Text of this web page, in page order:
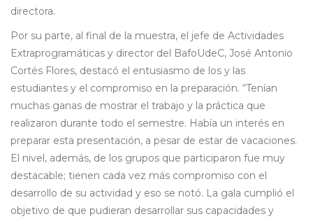
directora.
Por su parte, al final de la muestra, el jefe de Actividades
Extraprogramáticas y director del BafoUdeC, José Antonio
Cortés Flores, destacó el entusiasmo de los y las
estudiantes y el compromiso en la preparación. “Tenían
muchas ganas de mostrar el trabajo y la práctica que
realizaron durante todo el semestre. Había un interés en
preparar esta presentación, a pesar de estar de vacaciones.
El nivel, además, de los grupos que participaron fue muy
destacable; tienen cada vez más compromiso con el
desarrollo de su actividad y eso se notó. La gala cumplió el
objetivo de que pudieran desarrollar sus capacidades y